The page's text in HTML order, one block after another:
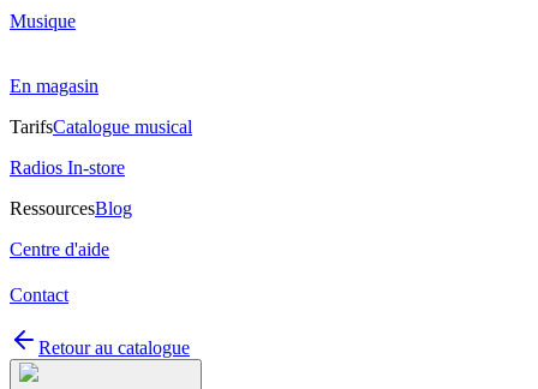
Musique
En magasin
TarifsCatalogue musical
Radios In-store
RessourcesBlog
Centre d'aide
Contact
Retour au catalogue